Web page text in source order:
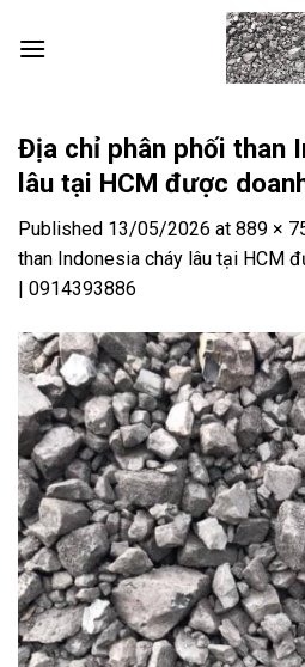
Địa chỉ phân phối than
lâu tại HCM được
Published 13/05/2026 at 889 ×
than Indonesia cháy lâu tại HCM
| 0914393886